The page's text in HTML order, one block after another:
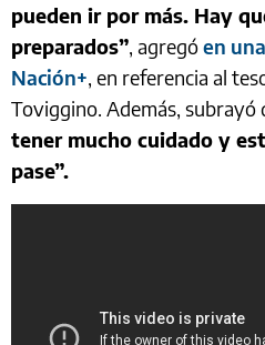
pueden ir por más. Hay
preparados”, agregóen
Nación+, en referencia al
Toviggino. Además, subrayó
tener mucho cuidado y
pase”.